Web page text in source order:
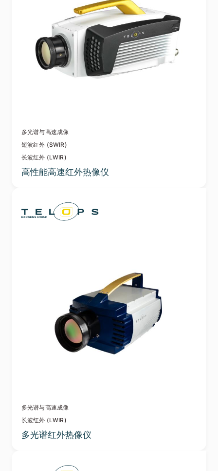
多光谱与高速成像
短波红外 (SWIR)
长波红外 (LWIR)
高性能高速红外热像仪
多光谱与高速成像
长波红外 (LWIR)
多光谱红外热像仪